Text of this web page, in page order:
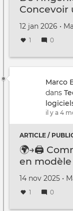
Concevoir
Courbures
Créé
le
12 jan 2026 •
par
1 0
Marco
dans
il y a 4
ARTICLE /
🌍→🖨️
en
des
Créé
le
14 nov 2025 •
par
1 0